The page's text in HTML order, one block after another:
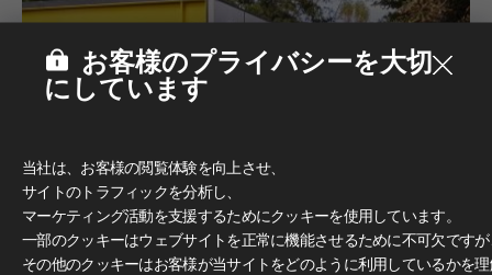
お客様のプライバシーを大切
にしています
当社は、お客様の閲覧体験を向上させ、
サイトのトラフィックを分析し、
マーケティング活動を支援するためにクッキーを使用しています。
一部のクッキーはウェブサイトを正常に機能させるために不可欠です
その他のクッキーはお客様が当サイトをどのように利用しているかを